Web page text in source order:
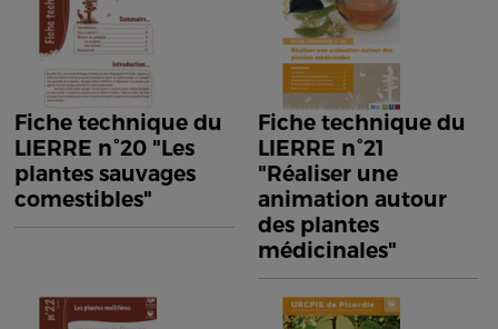
Fiche technique du
LIERRE n°20 "Les
plantes sauvages
comestibles"
Fiche technique du
LIERRE n°21
"Réaliser une
animation autour
des plantes
médicinales"